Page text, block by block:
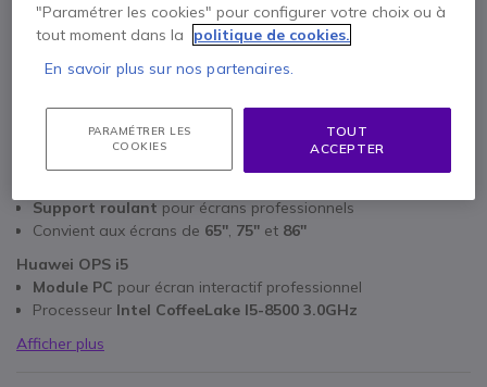
Points Forts
Huawei IdeaHub S2 65''
Tableau tactile65'' à résolution
Tout-en-un :caméra etmicros
Support roulant pour écrans professionnels
Convient aux écrans de 65'', 75'' et 86''
Huawei OPS i5
Module PC pour écran interactif professionnel
Processeur Intel CoffeeLake I5-8500 3.0GHz
Afficher plus
"Paramétrer les cookies" pour configurer votre choix ou à
tout moment dans la
politique de cookies.
En savoir plus sur nos partenaires.
PARAMÉTRER LES
COOKIES
TOUT
ACCEPTER